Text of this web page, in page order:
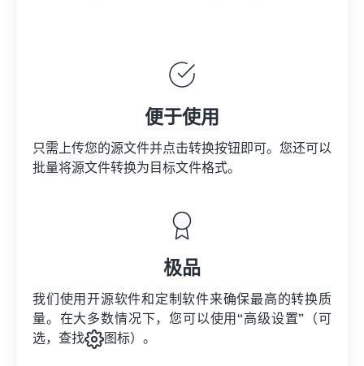
便于使用
只需上传您的源文件并点击转换按钮即可。您还可以
批量将源文件转换为目标文件格式。
极品
我们使用开源软件和定制软件来确保最高的转换质
量。在大多数情况下，您可以使用“高级设置”（可
选，查找
图标）。